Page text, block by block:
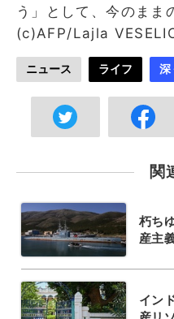
う」として、今のまま
(c)AFP/Lajla
ニュース ライフ 深
関
朽ち
産主
イン